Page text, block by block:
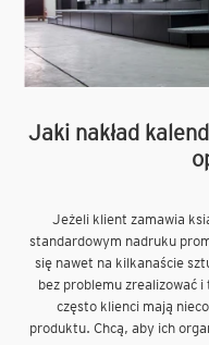
Jaki nakład
Jeżeli klient zamawia
standardowym nadruku
się nawet na kilkanaście
bez problemu zrealizować
często klienci mają
produktu. Chcą, aby ich